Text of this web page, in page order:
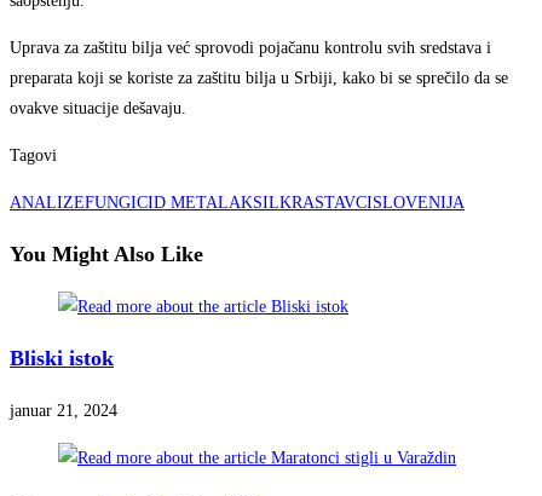
Uprava za zaštitu bilja već sprovodi pojačanu kontrolu svih sredstava i
preparata koji se koriste za zaštitu bilja u Srbiji, kako bi se sprečilo da se
ovakve situacije dešavaju.
Tagovi
ANALIZEFUNGICID METALAKSILKRASTAVCISLOVENIJA
You Might Also Like
Bliski istok
januar 21, 2024